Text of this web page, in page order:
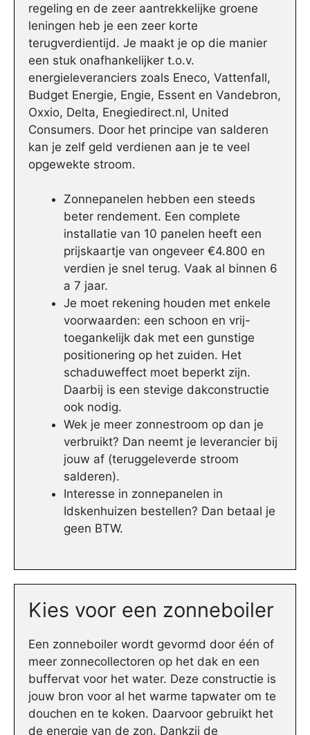
regeling en de zeer aantrekkelijke groene
leningen heb je een zeer korte
terugverdientijd. Je maakt je op die manier
een stuk onafhankelijker t.o.v.
energieleveranciers zoals Eneco, Vattenfall,
Budget Energie, Engie, Essent en Vandebron,
Oxxio, Delta, Enegiedirect.nl, United
Consumers. Door het principe van salderen
kan je zelf geld verdienen aan je te veel
opgewekte stroom.
Zonnepanelen hebben een steeds
beter rendement. Een complete
installatie van 10 panelen heeft een
prijskaartje van ongeveer €4.800 en
verdien je snel terug. Vaak al binnen 6
a 7 jaar.
Je moet rekening houden met enkele
voorwaarden: een schoon en vrij-
toegankelijk dak met een gunstige
positionering op het zuiden. Het
schaduweffect moet beperkt zijn.
Daarbij is een stevige dakconstructie
ook nodig.
Wek je meer zonnestroom op dan je
verbruikt? Dan neemt je leverancier bij
jouw af (teruggeleverde stroom
salderen).
Interesse in zonnepanelen in
Idskenhuizen bestellen? Dan betaal je
geen BTW.
Kies voor een zonneboiler
Een zonneboiler wordt gevormd door één of
meer zonnecollectoren op het dak en een
buffervat voor het water. Deze constructie is
jouw bron voor al het warme tapwater om te
douchen en te koken. Daarvoor gebruikt het
de energie van de zon. Dankzij de